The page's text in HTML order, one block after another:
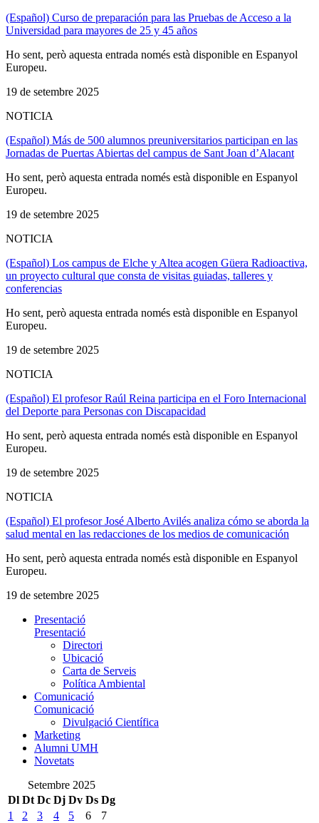
(Español) Curso de preparación para las Pruebas de Acceso a la
Universidad para mayores de 25 y 45 años
Ho sent, però aquesta entrada només està disponible en Espanyol
Europeu.
19 de setembre 2025
NOTICIA
(Español) Más de 500 alumnos preuniversitarios participan en las
Jornadas de Puertas Abiertas del campus de Sant Joan d’Alacant
Ho sent, però aquesta entrada només està disponible en Espanyol
Europeu.
19 de setembre 2025
NOTICIA
(Español) Los campus de Elche y Altea acogen Güera Radioactiva,
un proyecto cultural que consta de visitas guiadas, talleres y
conferencias
Ho sent, però aquesta entrada només està disponible en Espanyol
Europeu.
19 de setembre 2025
NOTICIA
(Español) El profesor Raúl Reina participa en el Foro Internacional
del Deporte para Personas con Discapacidad
Ho sent, però aquesta entrada només està disponible en Espanyol
Europeu.
19 de setembre 2025
NOTICIA
(Español) El profesor José Alberto Avilés analiza cómo se aborda la
salud mental en las redacciones de los medios de comunicación
Ho sent, però aquesta entrada només està disponible en Espanyol
Europeu.
19 de setembre 2025
Presentació
Presentació
Directori
Ubicació
Carta de Serveis
Política Ambiental
Comunicació
Comunicació
Divulgació Científica
Marketing
Alumni UMH
Novetats
Setembre 2025
Dl Dt Dc Dj Dv Ds Dg
1
2 3 4 5 6
7